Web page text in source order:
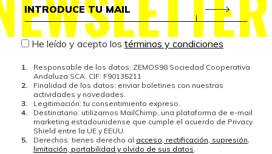
He leído y acepto los términos y condiciones
Responsable de los datos: ZEMOS98 Sociedad Cooperativa
Andaluza SCA. CIF: F90135211
Finalidad de los datos: enviar boletines con nuestras
actividades y novedades.
Legitimación: tu consentimiento expreso.
Destinatario: utilizamos MailChimp, una plataforma de e-mail
marketing estadounidense que cumple el acuerdo de Privacy
Shield entre la UE y EEUU.
Derechos: tienes derecho al acceso, rectificación, supresión,
limitación, portabilidad y olvido de sus datos